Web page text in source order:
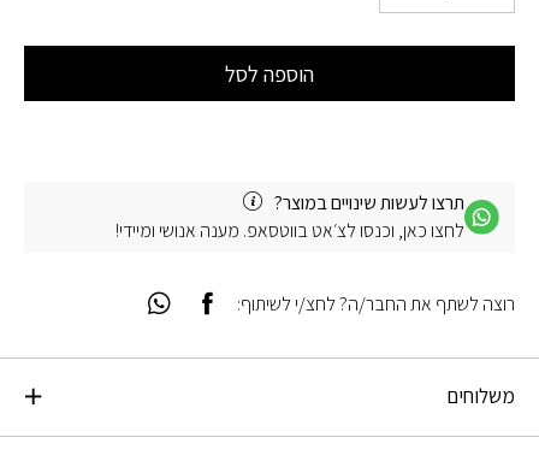
הוספה לסל
תרצו לעשות שינויים במוצר?
לחצו כאן, וכנסו לצ׳אט בווטסאפ. מענה אנושי ומיידי!
משלוחים
רוצה לשתף את החבר/ה? לחצ/י לשיתוף: